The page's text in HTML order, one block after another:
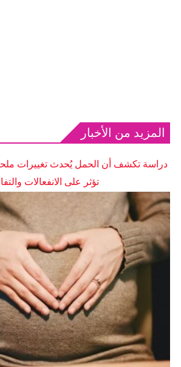
المزيد من الأخبار
دراسة تكشف أن الحمل يُحدث تغييرات
تؤثر على الانفعالات